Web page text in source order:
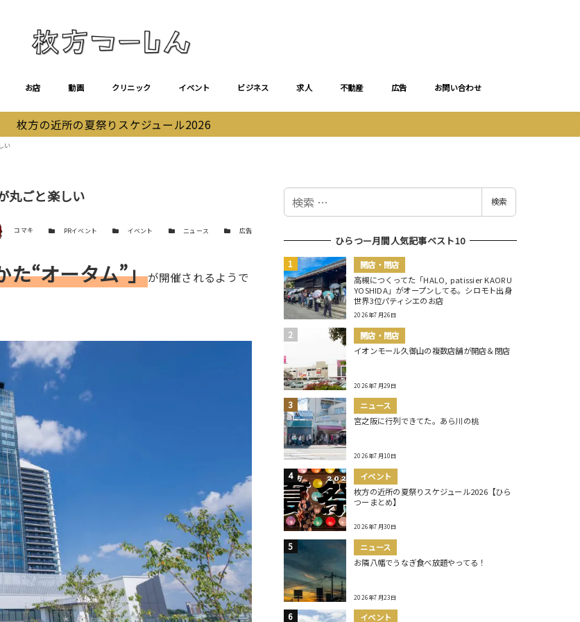
お店 動画 クリニック イベント ビジネス 求人 不動産 広告 お問い合わせ
枚方の近所の夏祭りスケジュール2026
い
丸ごと楽しい
コマキ カテゴリーPRイベント カテゴリー
イベント カテゴリー
ニュース カテゴリー
広告
た“オータム”」が開催されるようで
検
検索
ひらつー月間人気記事ベスト10
開店・閉店
高槻につくってた「HALO, patissier KAORU
YOSHIDA」がオープンしてる。シロモト出身
世界3位パティシエのお店
2026年7月26日
開店・閉店
イオンモール久御山の複数店舗が開店＆閉店
2026年7月29日
ニュース
宮之阪に行列できてた。あら川の桃
2026年7月10日
イベント
枚方の近所の夏祭りスケジュール2026【ひら
つーまとめ】
2026年7月30日
ニュース
お隣八幡でうなぎ食べ放題やってる！
2026年7月23日
イベント